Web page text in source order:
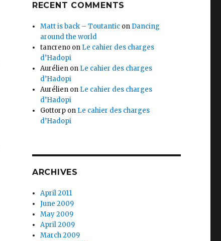
RECENT COMMENTS
Matt is back – Toutantic on Dancing
around the world
tancreno on Le cahier des charges
d’Hadopi
Aurélien on Le cahier des charges
d’Hadopi
Aurélien on Le cahier des charges
d’Hadopi
Gottorp on Le cahier des charges
d’Hadopi
ARCHIVES
April 2011
June 2009
May 2009
April 2009
March 2009